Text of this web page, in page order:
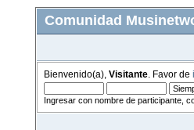
Comunidad
Bienvenido(a), Visitante . Favor de
Ingresar con nombre de participante,